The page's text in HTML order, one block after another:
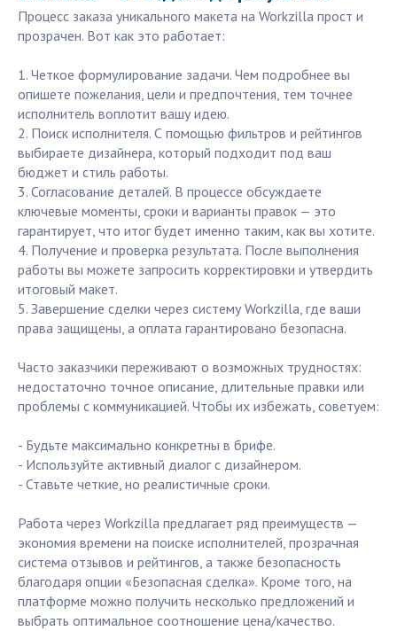
Процесс заказа уникального макета на Workzilla прост и
прозрачен. Вот как это работает:
1. Четкое формулирование задачи. Чем подробнее вы
опишете пожелания, цели и предпочтения, тем точнее
исполнитель воплотит вашу идею.
2. Поиск исполнителя. С помощью фильтров и рейтингов
выбираете дизайнера, который подходит под ваш
бюджет и стиль работы.
3. Согласование деталей. В процессе обсуждаете
ключевые моменты, сроки и варианты правок — это
гарантирует, что итог будет именно таким, как вы хотите.
4. Получение и проверка результата. После выполнения
работы вы можете запросить корректировки и утвердить
итоговый макет.
5. Завершение сделки через систему Workzilla, где ваши
права защищены, а оплата гарантировано безопасна.
Часто заказчики переживают о возможных трудностях:
недостаточно точное описание, длительные правки или
проблемы с коммуникацией. Чтобы их избежать, советуем:
- Будьте максимально конкретны в брифе.
- Используйте активный диалог с дизайнером.
- Ставьте четкие, но реалистичные сроки.
Работа через Workzilla предлагает ряд преимуществ —
экономия времени на поиске исполнителей, прозрачная
система отзывов и рейтингов, а также безопасность
благодаря опции «Безопасная сделка». Кроме того, на
платформе можно получить несколько предложений и
выбрать оптимальное соотношение цена/качество.